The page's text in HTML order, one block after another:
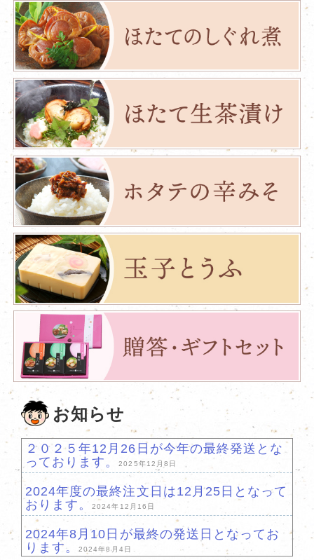
お知らせ
２０２５年12月26日が今年の最終発送とな
っております。2025年12月8日
2024年度の最終注文日は12月25日となって
おります。2024年12月16日
2024年8月10日が最終の発送日となってお
ります。2024年8月4日